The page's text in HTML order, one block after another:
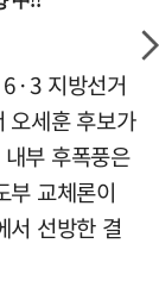
지방선거
오세훈 후보가
부 후폭풍은
부 교체론이
서 선방한 결